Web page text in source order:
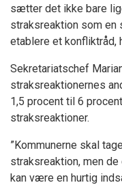
sætter det ikke bare
straksreaktion som en
etablere et konfliktråd,
Sekretariatschef
straksreaktionernes
1,5 procent til 6
straksreaktioner.
”Kommunerne skal
straksreaktion, men
kan være en hurtig